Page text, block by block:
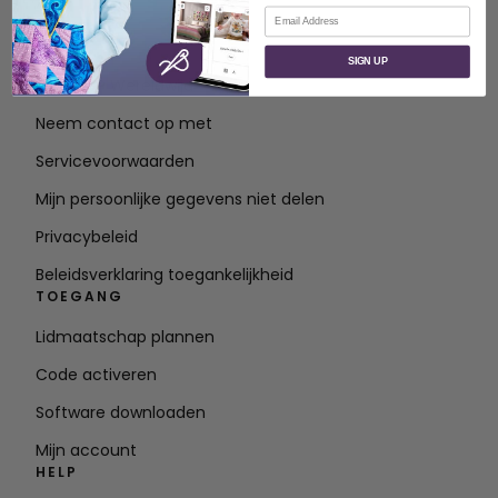
OVER
Over SVP Wereldwijd
Neem contact op met
Servicevoorwaarden
Mijn persoonlijke gegevens niet delen
Privacybeleid
Beleidsverklaring toegankelijkheid
TOEGANG
Lidmaatschap plannen
Code activeren
Software downloaden
Mijn account
HELP
E-mail
SIGN UP